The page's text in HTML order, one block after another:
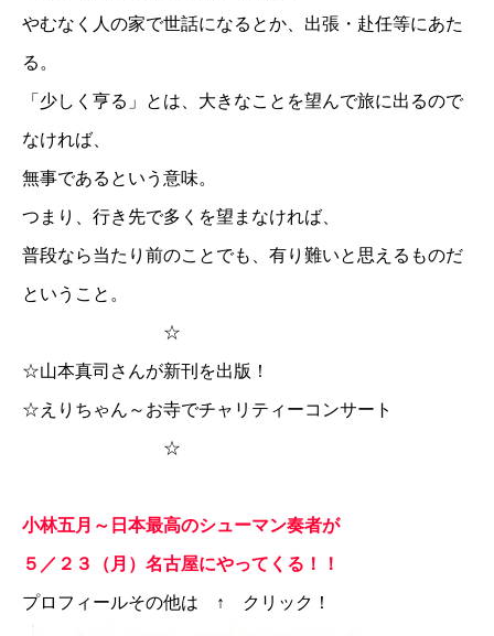
やむなく人の家で世話になるとか、出張・赴任等にあた
る。
「少しく亨る」とは、大きなことを望んで旅に出るので
なければ、
無事であるという意味。
つまり、行き先で多くを望まなければ、
普段なら当たり前のことでも、有り難いと思えるものだ
ということ。
☆
☆山本真司さんが新刊を出版！
☆ えりちゃん～お寺でチャリティーコンサート
☆
小林五月～日本最高のシューマン奏者が
５／２３（月）名古屋にやってくる！！
プロフィールその他は ↑ クリック！